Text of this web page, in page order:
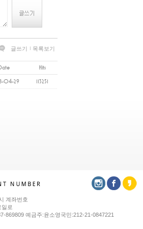
글쓰기 목록보기
Hits
04-29 113251
계좌번호
로
869809 예금주:윤소영국민:212-21-0847221